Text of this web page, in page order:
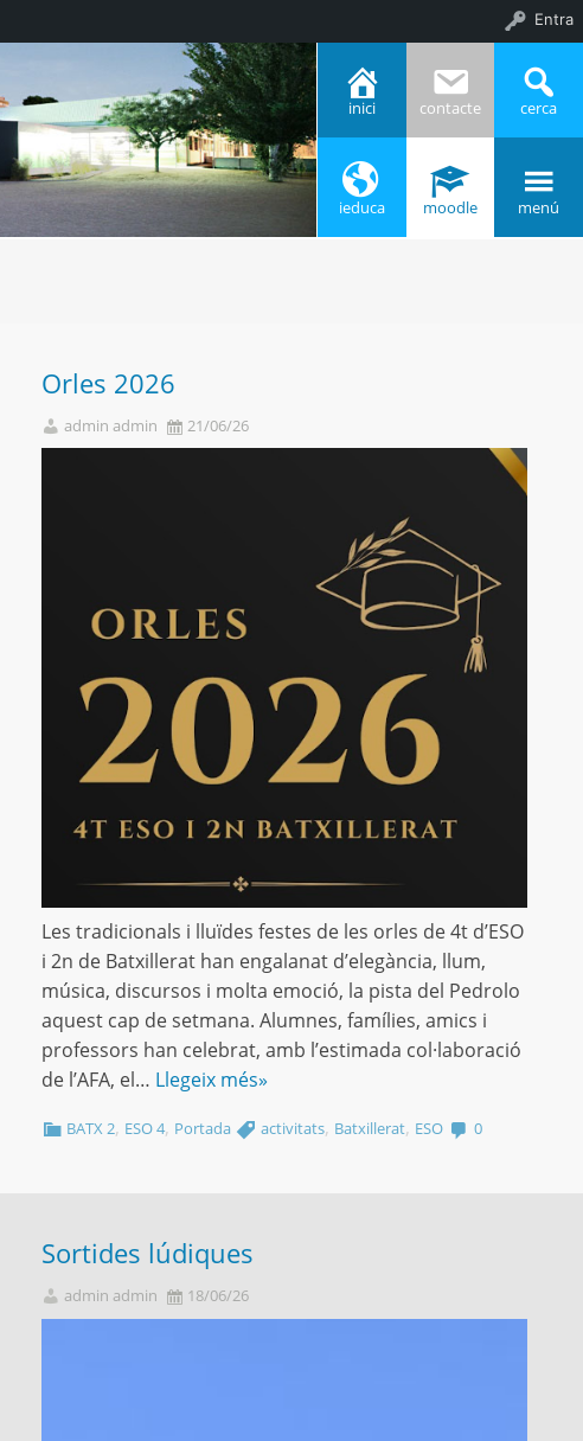
inici contacte cerca
ieduca moodle menú
Orles 2026
admin admin 21/06/26
Les tradicionals i lluïdes festes de les orles de 4t d’ESO
i 2n de Batxillerat han engalanat d’elegància, llum,
música, discursos i molta emoció, la pista del Pedrolo
aquest cap de setmana. Alumnes, famílies, amics i
professors han celebrat, amb l’estimada col·laboració
de l’AFA, el… Llegeix més»
BATX 2, ESO 4, Portada activitats, Batxillerat, ESO 0
Sortides lúdiques
admin admin 18/06/26
Entra